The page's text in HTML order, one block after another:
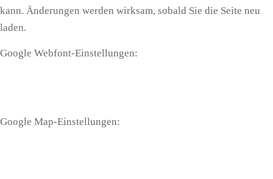
kann. Änderungen werden wirksam, sobald Sie die Seite neu
laden.
Google Webfont-Einstellungen:
Google Map-Einstellungen: